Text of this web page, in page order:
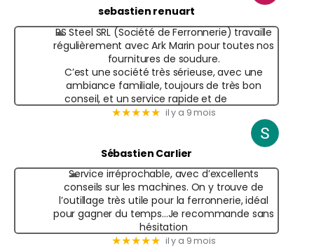
sebastien renuart
RS Steel SRL (Société de Ferronnerie) travaille
régulièrement avec Ark Marin pour toutes nos
fournitures de soudure.
C’est une société très sérieuse, avec une
ambiance familiale, toujours de très bon
conseil, et un service rapide et de
★★★★★ il y a 9 mois
Sébastien Carlier
Service irréprochable, avec d’excellents
conseils sur les machines. On y trouve de
l’outillage très utile pour la ferronnerie, idéal
pour gagner du temps...Je recommande sans
hésitation
★★★★★ il y a 9 mois